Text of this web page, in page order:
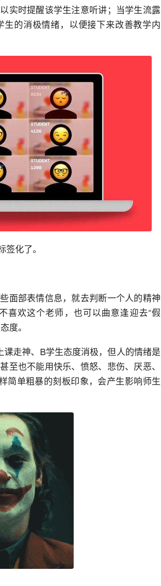
实时提醒该学生注意听讲；当学生流露
的消极情绪，以便接下来改善教学内
化了。
面部表情信息，就去判断一个人的精神
喜欢这个老师，也可以曲意逢迎去“假
度。
走神、B学生态度消极，但人的情绪是
至也不能用快乐、愤怒、悲伤、厌恶、
简单粗暴的刻板印象，会产生影响师生